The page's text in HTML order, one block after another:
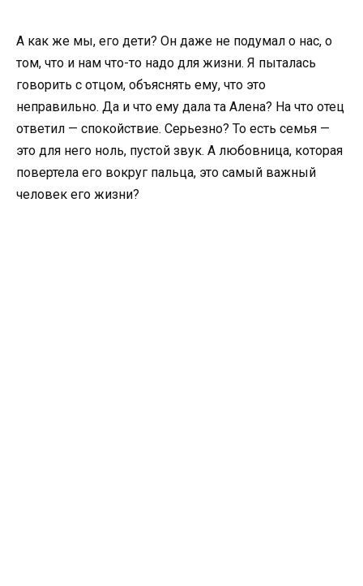
А как же мы, его дети? Он даже не подумал о нас, о
том, что и нам что-то надо для жизни. Я пыталась
говорить с отцом, объяснять ему, что это
неправильно. Да и что ему дала та Алена? На что отец
ответил — спокойствие. Серьезно? То есть семья —
это для него ноль, пустой звук. А любовница, которая
повертела его вокруг пальца, это самый важный
человек его жизни?